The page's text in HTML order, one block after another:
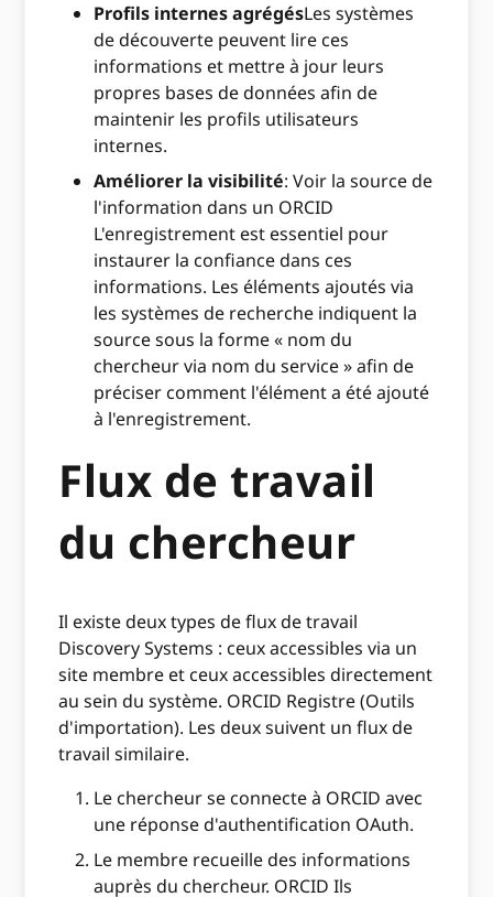
Profils internes agrégésLes systèmes
de découverte peuvent lire ces
informations et mettre à jour leurs
propres bases de données afin de
maintenir les profils utilisateurs
internes.
Améliorer la visibilité: Voir la source de
l'information dans un ORCID
L'enregistrement est essentiel pour
instaurer la confiance dans ces
informations. Les éléments ajoutés via
les systèmes de recherche indiquent la
source sous la forme « nom du
chercheur via nom du service » afin de
préciser comment l'élément a été ajouté
à l'enregistrement.
Flux de travail
du chercheur
Il existe deux types de flux de travail
Discovery Systems : ceux accessibles via un
site membre et ceux accessibles directement
au sein du système. ORCID Registre (Outils
d'importation). Les deux suivent un flux de
travail similaire.
Le chercheur se connecte à ORCID avec
une réponse d'authentification OAuth.
Le membre recueille des informations
auprès du chercheur. ORCID Ils